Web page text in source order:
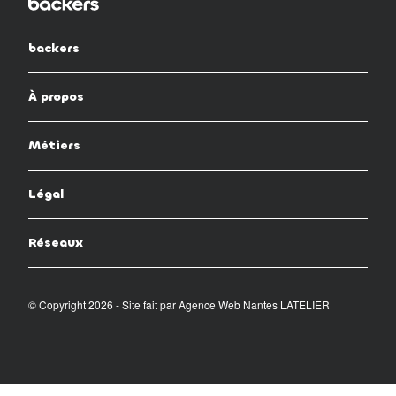
backers
À propos
Métiers
Légal
Réseaux
© Copyright 2026 - Site fait parAgence Web Nantes LATELIER